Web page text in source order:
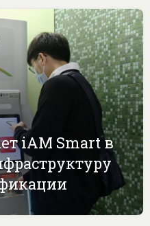
iAM Smart в